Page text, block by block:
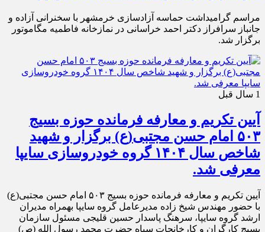
مراسم گرامیداشت حماسه آزادسازی خرمشهر با سخنرانی آزاده و
جانباز سرافراز دکتر احمد خراسانی در نمازخانه فاطمیه مگاموتور
برگزار شد.
1 سال قبل
آیین تکریم و معارفه فرمانده حوزه بسیج
۵۰۳ امام حسن مجتبی(ع) برگزار و شهید
شاخص سال ۱۴۰۴ گروه خودروسازی سایپا
معرفی شد.
آیین تکریم و معارفه فرمانده حوزه بسیج ۵۰۳ امام حسن مجتبی(ع)
با حضور مهندس شیخ زاده مدیرعامل گروه سایپا بهمراه مدیران
ارشد گروه سایپا، سرهنگ پاسدار حسین قلیجی مسئول سازمان
بسیج کارگران و کارخانجات سپاه حضرت محمد رسول الله (ص)